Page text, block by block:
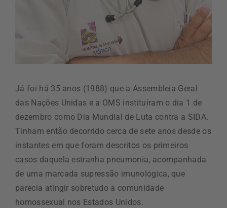
Já foi há 35 anos (1988) que a Assembleia Geral
das Nações Unidas e a OMS instituíram o dia 1 de
dezembro como Dia Mundial de Luta contra a SIDA.
Tinham então decorrido cerca de sete anos desde os
instantes em que foram descritos os primeiros
casos daquela estranha pneumonia, acompanhada
de uma marcada supressão imunológica, que
parecia atingir sobretudo a comunidade
homossexual nos Estados Unidos.